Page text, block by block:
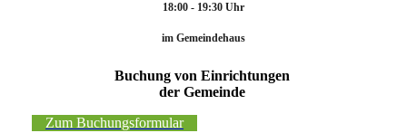
18:00 - 19:30 Uhr
im Gemeindehaus
Buchung von Einrichtungen
der Gemeinde
Zum Buchungsformular